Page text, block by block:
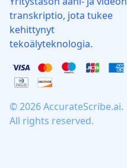
transkriptio, jota tukee
kehittynyt
tekoälyteknologia.
© 2026 AccurateScribe.ai.
All rights reserved.